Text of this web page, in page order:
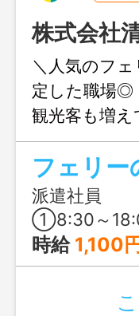
株式会社
＼人気のフ
定した職場◎
観光客も増
にもオスス
フェリー
派遣社員
①8:30～
時給 1,100